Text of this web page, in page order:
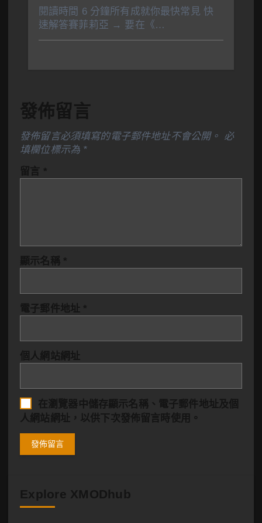
閱讀時間 6 分鐘所有成就你最快常見 快
速解答賽菲莉亞 → 要在《…
發佈留言
發佈留言必須填寫的電子郵件地址不會公開。
必
填欄位標示為 *
留言 *
顯示名稱 *
電子郵件地址 *
個人網站網址
在瀏覽器 中儲存顯示名稱、電子郵件地址及個
人網站網址，以供下次發佈留言時使用。
Explore XMODhub